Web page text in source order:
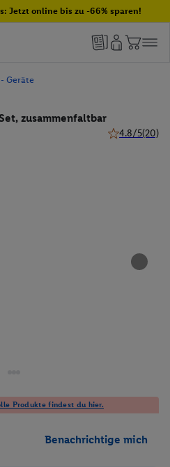
Jetzt online bis zu -66% sparen!
Geräte
zusammenfaltbar
4.8/5(20)
Produkte findest du hier.
Benachrichtige mich